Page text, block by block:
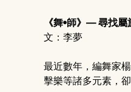
《舞•師》— 尋找
文：李夢
最近數年，編舞家
擊樂等諸多元素，